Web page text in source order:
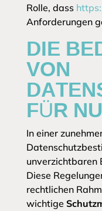
Rolle, dass
Anforderungen
DIE
VON
FÜR
In einer
unverzichtbaren
Diese
rechtlichen
wichtige